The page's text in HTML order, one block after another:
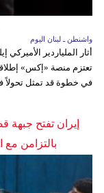
واشنطن ـ لبنان اليوم
أثار الملياردير
تعتزم منصة «إكس»
في خطوة قد تمثل تحولاً
إيران تفتح
بالتزامن